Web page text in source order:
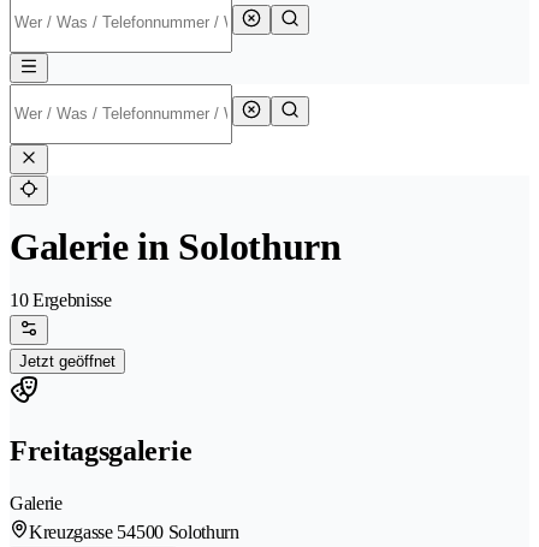
Galerie in Solothurn
10 Ergebnisse
Jetzt geöffnet
Freitagsgalerie
Galerie
Kreuzgasse 54500 Solothurn